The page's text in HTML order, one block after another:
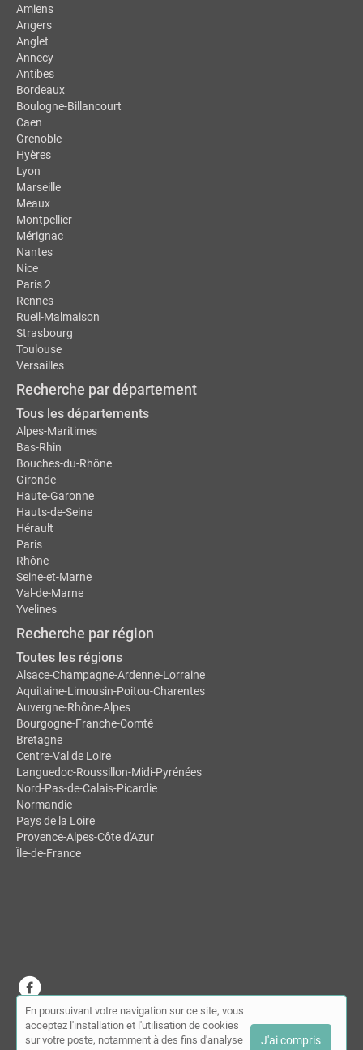
Amiens
Angers
Anglet
Annecy
Antibes
Bordeaux
Boulogne-Billancourt
Caen
Grenoble
Hyères
Lyon
Marseille
Meaux
Montpellier
Mérignac
Nantes
Nice
Paris 2
Rennes
Rueil-Malmaison
Strasbourg
Toulouse
Versailles
Recherche par département
Tous les départements
Alpes-Maritimes
Bas-Rhin
Bouches-du-Rhône
Gironde
Haute-Garonne
Hauts-de-Seine
Hérault
Paris
Rhône
Seine-et-Marne
Val-de-Marne
Yvelines
Recherche par région
Toutes les régions
Alsace-Champagne-Ardenne-Lorraine
Aquitaine-Limousin-Poitou-Charentes
Auvergne-Rhône-Alpes
Bourgogne-Franche-Comté
Bretagne
Centre-Val de Loire
Languedoc-Roussillon-Midi-Pyrénées
Nord-Pas-de-Calais-Picardie
Normandie
Pays de la Loire
Provence-Alpes-Côte d'Azur
Île-de-France
© MDSL | Annuaire des ostéopathes 2026 |Plan du site
compte|Contact
En poursuivant votre navigation sur ce site, vous
acceptez l'installation et l'utilisation de cookies
sur votre poste, notamment à des fins d'analyse
J'ai compris